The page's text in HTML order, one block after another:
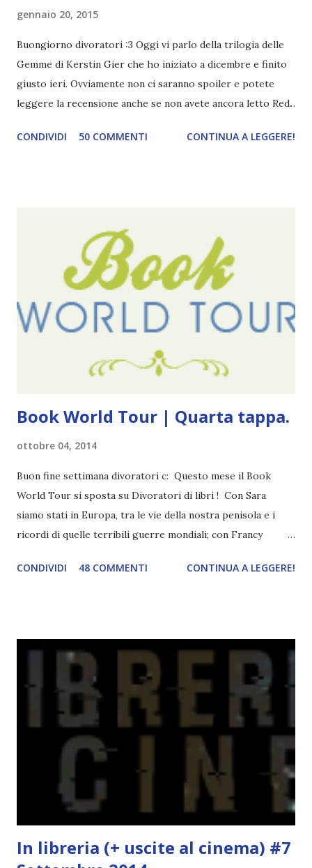
gennaio 20, 2015
Buongiorno divoratori :3 Oggi vi parlo della trilogia delle
Gemme di Kerstin Gier che ho iniziato a dicembre e finito
giusto ieri. Ovviamente non ci saranno spoiler e potete
leggere la recensione anche se non avete ancora letto Red.
Green sono state delle letture molto piacevoli ma non
la ce avesse deciso di pubblicare la trilogia in un unico libro,
probabilmente lo avrei apprezzato molto di più. Red è
molto introduttivo, nel senso che in trecento pagine non
succede un bel niente. E non ha nemmeno un finale ._.
finisce esattamente nel bel mezzo della storia (anzi, quale
l'inizio!). Stessa cosa con Blue , stessa...
CONDIVIDI 50 COMMENTI CONTINUA A LEGGERE!
Book World Tour | Quarta tappa.
ottobre 04, 2014
Buon fine settimana divoratori c: Questo mese il Book
World Tour si sposta su Divoratori di libri ! Con Sara
siamo stati in Europa, tra le vie della nostra penisola e i
ricordi di quelle terribili guerre mondiali; con Francy
abbiamo vagato nella savana. Ora preparate le valigie che si
obiettivi! OBIETTIVI Iniziamo con un obiettivo facile facile:
L'Oceania è circondata dal mare! Un libro nel quale il mare è
l'elemento fondamentale. Un libro sulle sirene, un libro con
protagonisti dei surfisti.. un libro importante nella storia
della letteratura australiana, neozelandese, ecc . l'Oceania
è ricca di natura! Leggete un libro con una cover molto, ...
CONDIVIDI 48 COMMENTI CONTINUA A LEGGERE!
In libreria (+ uscite al cinema) #7